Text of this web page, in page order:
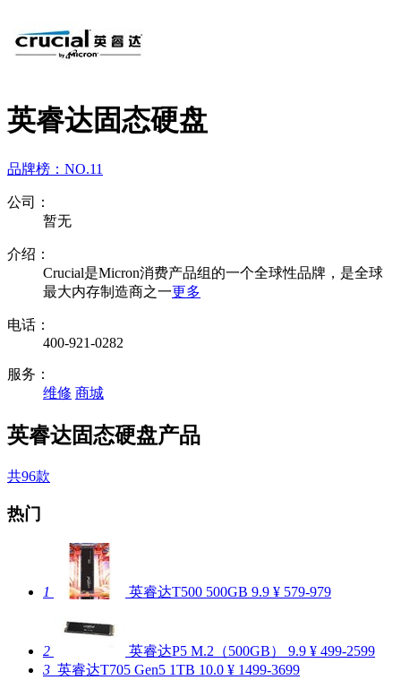
英睿达固态硬盘
品牌榜： NO.11
公司：
暂无
介绍：
Crucial是Micron消费产品组的一个全球性品牌，是全球
最大内存制造商之一更多
电话：
400-921-0282
服务：
维修 商城
英睿达固态硬盘产品
共96款
热门
1 英睿达T500 500GB 9.9 ¥ 579-979
2 英睿达P5 M.2（500GB） 9.9 ¥ 499-2599
3 英睿达T705 Gen5 1TB 10.0 ¥ 1499-3699